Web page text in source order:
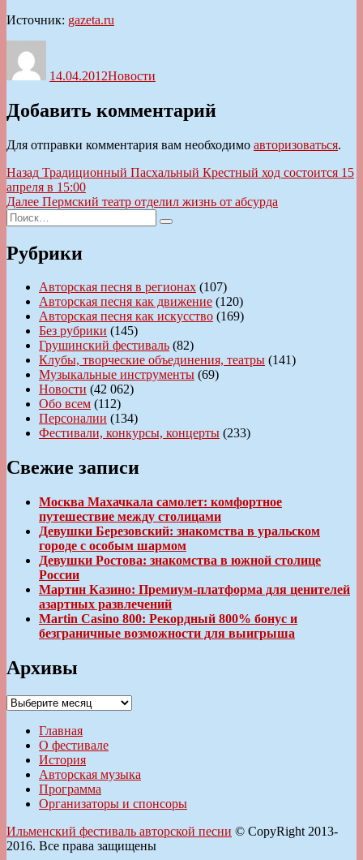
Источник: gazeta.ru
14.04.2012Новости
Добавить комментарий
Для отправки комментария вам необходимо авторизоваться.
Навигация
по
записям
Назад Предыдущая
запись:
Традиционный Пасхальный Крестный ход состоится 15
апреля в 15:00
Далее Следующая
Пермский театр отделил жизнь от абсурда
Искать:
Поиск
Рубрики
Авторская песня в регионах (107)
Авторская песня как движение (120)
Авторская песня как искусство (169)
Без рубрики (145)
Грушинский фестиваль (82)
Клубы, творческие объединения, театры (141)
Музыкальные инструменты (69)
Новости (42 062)
Обо всем (112)
Персоналии (134)
Фестивали, конкурсы, концерты (233)
Свежие записи
Москва Махачкала самолет: комфортное
путешествие между столицами
Девушки Березовский: знакомства в уральском
городе с особым шармом
Девушки Ростова: знакомства в южной столице
России
Мартин Казино: Премиум-платформа для ценителей
азартных развлечений
Martin Casino 800: Рекордный 800% бонус и
безграничные возможности для выигрыша
Архивы
Архивы
Главная
О фестивале
История
Авторская музыка
Программа
Организаторы и спонсоры
Ильменский фестиваль авторской песни © CopyRight 2013-
2016. Все права защищены